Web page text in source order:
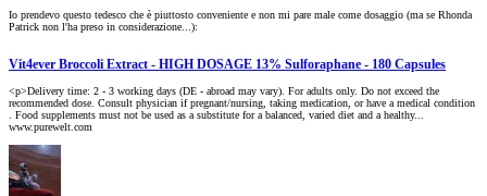
Io prendevo questo tedesco che è piuttosto conveniente e non mi pare male come dosaggio (ma se Rhonda
Patrick non l'ha preso in considerazione...):
Vit4ever Broccoli Extract - HIGH DOSAGE 13% Sulforaphane - 180 Capsules
<p>Delivery time: 2 - 3 working days (DE - abroad may vary). For adults only. Do not exceed the
recommended dose. Consult physician if pregnant/nursing, taking medication, or have a medical condition
. Food supplements must not be used as a substitute for a balanced, varied diet and a healthy...
www.purewelt.com